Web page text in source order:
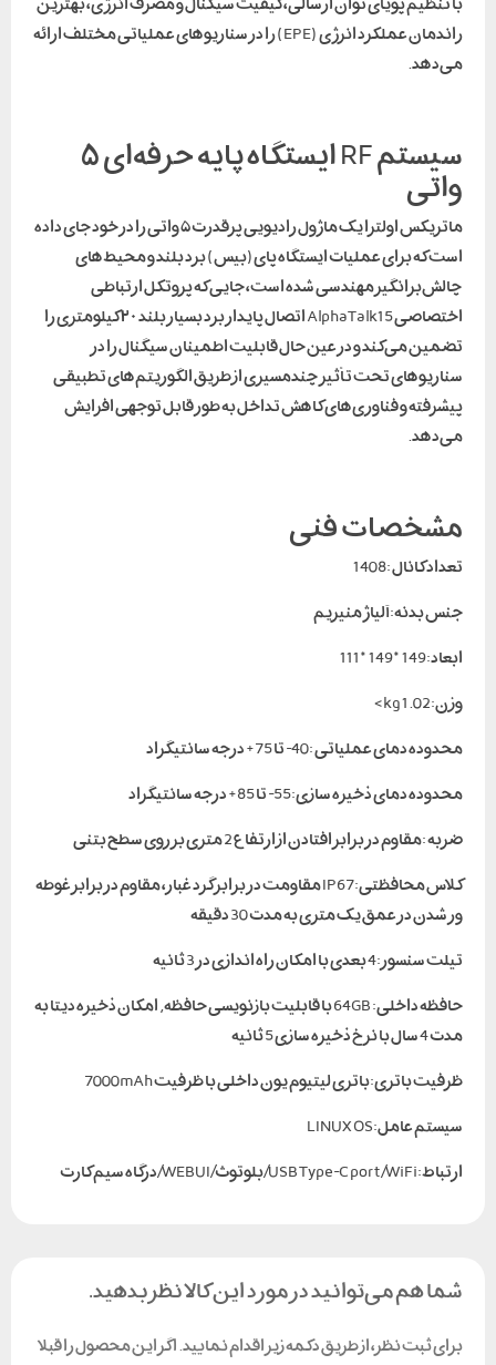
راندمان عملکرد انرژی (EPE) را در سناریوهای عملیاتی مختلف ارائه
می‌دهد.
سیستم RF ایستگاه پایه حرفه‌ای ۵
واتی
ماتریکس اولترا یک ماژول رادیویی پرقدرت ۵ واتی را در خود جای داده
است که برای عملیات ایستگاه پای(بیس) برد بلند و محیط‌های
چالش‌برانگیز مهندسی شده است، جایی که پروتکل ارتباطی
اختصاصی AlphaTalk15 اتصال پایدار برد بسیار بلند ۲۰ کیلومتری را
تضمین می‌کند و در عین حال قابلیت اطمینان سیگنال را در
سناریوهای تحت تأثیر چندمسیری از طریق الگوریتم‌های تطبیقی ​​
پیشرفته و فناوری‌های کاهش تداخل به طور قابل توجهی افزایش
می‌دهد.
مشخصات فنی
تعداد کانال :1408
جنس بدنه:آلیاژ منیزیم
ابعاد:149*149*111
وزن:1.02 kg>
محدوده دمای عملیاتی :40- تا 75+ درجه سانتیگراد
محدوده دمای ذخیره سازی:55- تا 85+ درجه سانتیگراد
ضربه :مقاوم در برابر افتادن از ارتفاع 2 متری بر روی سطح بتنی
کلاس محافظتی:IP67 مقاومت در برابر گرد غبار، مقاوم در برابر غوطه
ور شدن در عمق یک متری به مدت 30 دقیقه
تیلت سنسور:4 بعدی با امکان راه اندازی در 3 ثانیه
حافظه داخلی: 64GB با قابلیت بازنویسی حافظه, امکان ذخیره دیتا به
مدت 4 سال با نرخ ذخیره سازی 5 ثانیه
ظرفیت باتری:باتری لیتیوم یون داخلی با ظرفیت 7000mAh
سیستم عامل:LINUX OS
ارتباط:USB Type-C port /WiFi/بلوتوث/WEBUI/درگاه سیم کارت
شما هم می‌توانید در مورد این کالا نظر بدهید.
برای ثبت نظر، از طریق دکمه زیر اقدام نمایید. اگر این محصول را قبلا